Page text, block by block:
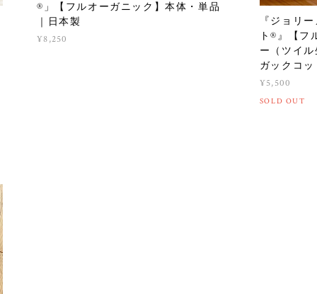
®︎」【フルオーガニック】本体・単品
｜日本製
¥8,250
『ジョリ
ト®』【フ
ー（ツイ
ガックコッ
¥5,500
SOLD OUT